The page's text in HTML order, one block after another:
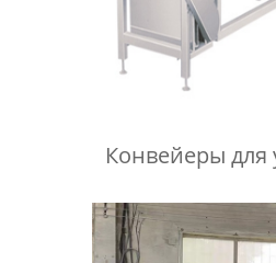
Конвейеры для